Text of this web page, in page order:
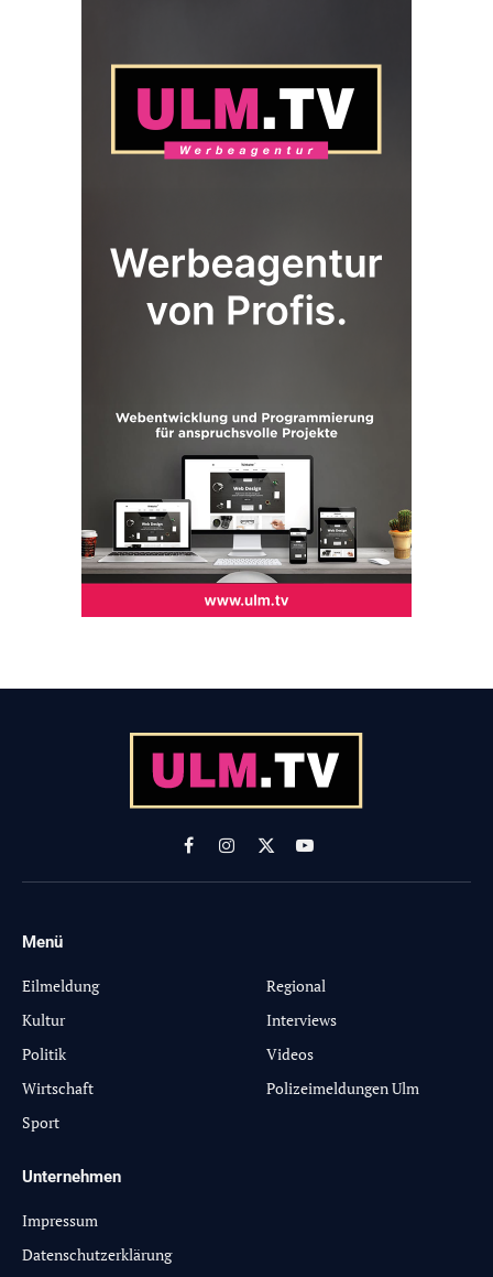
FacebookInstagram
X
(Twitter)
YouTube
Menü
Eilmeldung
Kultur
Politik
Wirtschaft
Sport
Regional
Interviews
Videos
Polizeimeldungen Ulm
Unternehmen
Impressum
Datenschutzerklärung